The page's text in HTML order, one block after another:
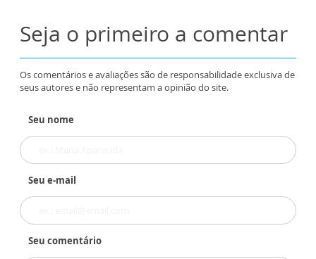
Seja o primeiro a comentar
Os comentários e avaliações são de responsabilidade exclusiva de
seus autores e não representam a opinião do site.
Seu nome
Seu e-mail
Seu comentário